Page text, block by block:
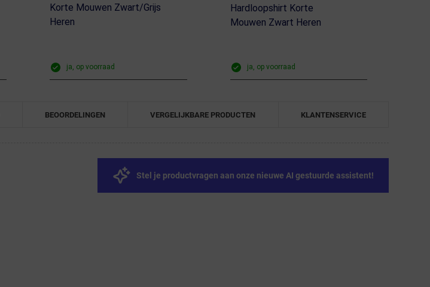
Korte Mouwen Zwart/Grijs
Heren
ja, op voorraad
Hardloopshirt Korte
Mouwen Zwart Heren
ja, op voorraad
BEOORDELINGEN VERGELIJKBARE PRODUCTEN KLANTENSERVICE
Stel je productvragen aan onze nieuwe AI gestuurde assistent!